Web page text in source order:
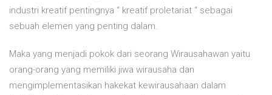
industri kreatif pentingnya “ kreatif proletariat “ sebagai
sebuah elemen yang penting dalam.
Maka yang menjadi pokok dari seorang Wirausahawan yaitu
orang-orang yang memiliki jiwa wirausaha dan
mengimplementasikan hakekat kewirausahaan dalam